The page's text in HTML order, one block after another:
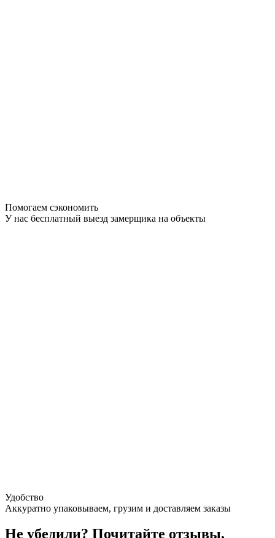
Помогаем сэкономить
У нас бесплатный выезд замерщика на объекты
Удобство
Аккуратно упаковываем, грузим и доставляем заказы
Не убедили? Почитайте отзывы,